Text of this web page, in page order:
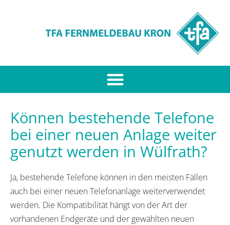
Können bestehende Telefone
bei einer neuen Anlage weiter
genutzt werden in Wülfrath?
Ja, bestehende Telefone können in den meisten Fällen
auch bei einer neuen Telefonanlage weiterverwendet
werden. Die Kompatibilität hängt von der Art der
vorhandenen Endgeräte und der gewählten neuen